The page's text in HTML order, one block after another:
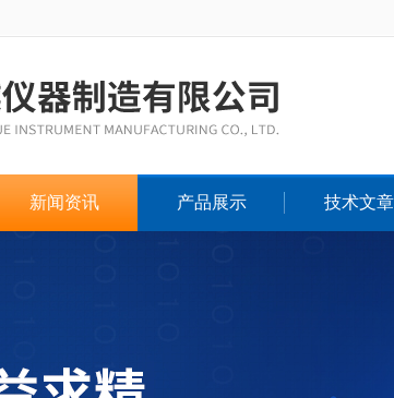
新闻资讯 产品展示 技术文章